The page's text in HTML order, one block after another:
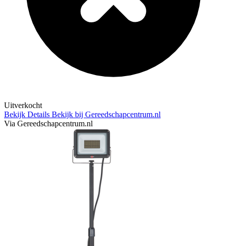
Uitverkocht
Bekijk Details Bekijk bij Gereedschapcentrum.nl
Via Gereedschapcentrum.nl